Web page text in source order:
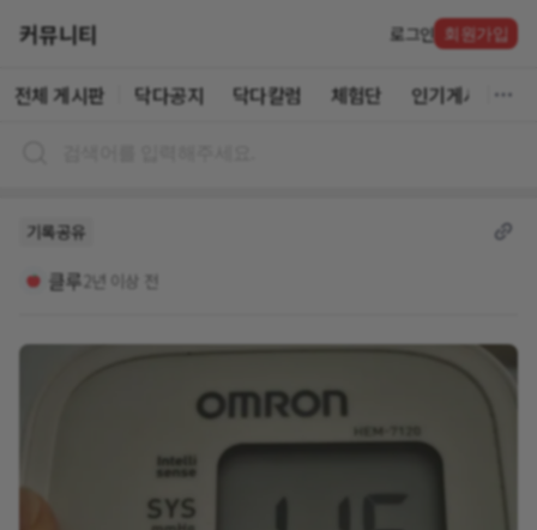
커뮤니티 로그인 회원가입
전체 게시판 닥다공지 닥다칼럼 체험단 인기게시글
기록공유
클루2년 이상 전